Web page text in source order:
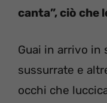
canta”, ciò che
Guai in arrivo in
sussurrate e
occhi che